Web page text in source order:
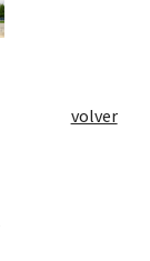
volver